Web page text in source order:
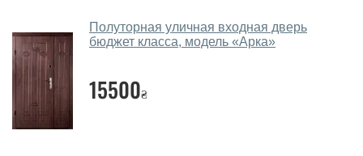
Помогаете ли вы выбрать уличные
двери?
Да. Мы консультируем покупателей
через мессенджеры, онлайн чат или непосредственно
в нашем салоне-магазине.
Полуторная уличная входная дверь
бюджет класса, модель «Арка»
15500₴